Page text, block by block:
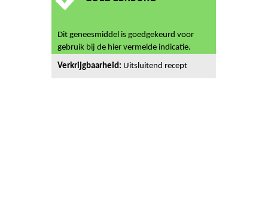
Dit geneesmiddel is goedgekeurd voor
gebruik bij de hier vermelde indicatie.
Verkrijgbaarheid: Uitsluitend recept